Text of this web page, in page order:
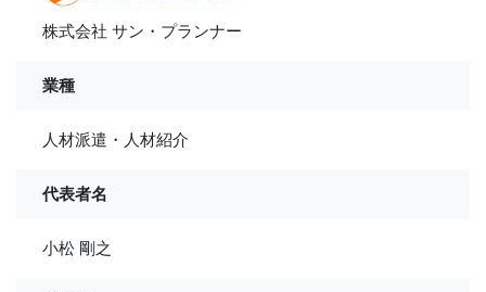
株式会社 サン・プランナー
業種
人材派遣・人材紹介
代表者名
小松 剛之